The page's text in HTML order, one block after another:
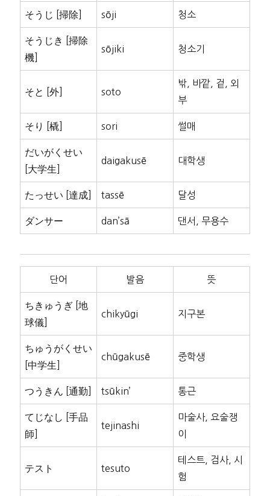
そうじ [掃除] sōji 청소
そうじき [掃除
機]
sōjiki 청소기
そと [外] soto
밖, 바깥, 겉, 외
부
そり [橇] sori 썰매
だいがくせい
[大学生]
daigakusē 대학생
たっせい [達成] tassē 달성
ダンサー dan’sā 댄서, 무용수
단어 발음 뜻
ちきゅうぎ [地
球儀]
chikyūgi 지구본
ちゅうがくせい
[中学生]
chūgakusē 중학생
つうきん [通勤] tsūkin’ 통근
てじなし [手品
師]
tejinashi
마술사, 요술쟁
이
テスト tesuto
테스트, 검사, 시
험